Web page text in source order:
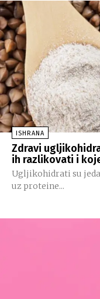
ISHRANA
Zdravi
ih razlikovati i
Ugljikohidrati su
uz proteine...